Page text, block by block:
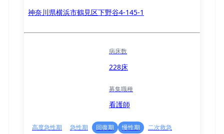
神奈川県横浜市鶴見区下野谷4-145-1
病床数
228床
募集職種
看護師
高度急性期 急性期 回復期 慢性期
二次救急